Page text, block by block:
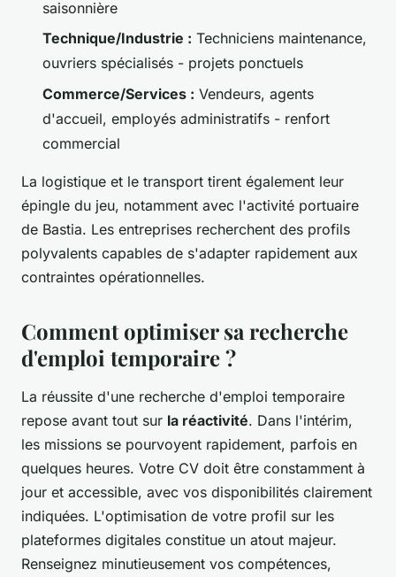
saisonnière
Technique/Industrie : Techniciens maintenance,
ouvriers spécialisés - projets ponctuels
Commerce/Services : Vendeurs, agents
d'accueil, employés administratifs - renfort
commercial
La logistique et le transport tirent également leur
épingle du jeu, notamment avec l'activité portuaire
de Bastia. Les entreprises recherchent des profils
polyvalents capables de s'adapter rapidement aux
contraintes opérationnelles.
Comment optimiser sa recherche
d'emploi temporaire ?
La réussite d'une recherche d'emploi temporaire
repose avant tout sur la réactivité. Dans l'intérim,
les missions se pourvoyent rapidement, parfois en
quelques heures. Votre CV doit être constamment à
jour et accessible, avec vos disponibilités clairement
indiquées. L'optimisation de votre profil sur les
plateformes digitales constitue un atout majeur.
Renseignez minutieusement vos compétences,